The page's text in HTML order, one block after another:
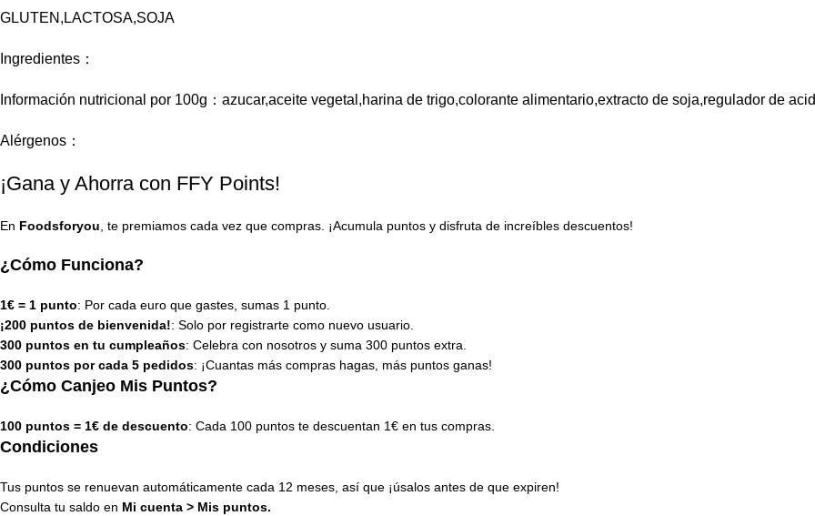
GLUTEN,LACTOSA,SOJA
Ingredientes：
Información nutricional por 100g：azucar,aceite vegetal,harina de trigo,colorante alimentario,extracto de soja,regulador de
Alérgenos：
¡Gana y Ahorra con FFY Points!
En Foodsforyou, te premiamos cada vez que compras. ¡Acumula puntos y disfruta de increíbles descuentos!
¿Cómo Funciona?
1€ = 1 punto: Por cada euro que gastes, sumas 1 punto.
¡200 puntos de bienvenida!: Solo por registrarte como nuevo usuario.
300 puntos en tu cumpleaños: Celebra con nosotros y suma 300 puntos extra.
300 puntos por cada 5 pedidos: ¡Cuantas más compras hagas, más puntos ganas!
¿Cómo Canjeo Mis Puntos?
100 puntos = 1€ de descuento: Cada 100 puntos te descuentan 1€ en tus compras.
Condiciones
Tus puntos se renuevan automáticamente cada 12 meses, así que ¡úsalos antes de que expiren!
Consulta tu saldo en Mi cuenta > Mis puntos.